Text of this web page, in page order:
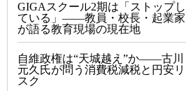
GIGAスクール2期は「ストップし
ている」——教員・校長・起業家
が語る教育現場の現在地
自維政権は“天城越え”か――古川
元久氏が問う消費税減税と円安リ
スク